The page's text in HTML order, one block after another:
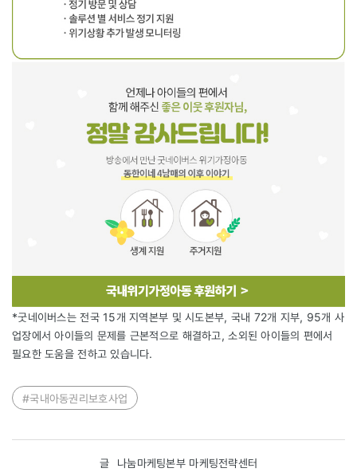
*굿네이버스는 전국 15개 지역본부 및 시도본부, 국내 72개 지부, 95개 사
업장에서 아이들의 문제를 근본적으로 해결하고, 소외된 아이들의 편에서
필요한 도움을 전하고 있습니다.
#국내아동권리보호사업
글 나눔마케팅본부 마케팅전략센터